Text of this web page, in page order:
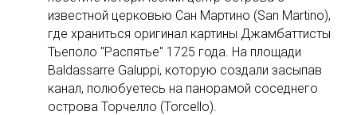
известной церковью Сан Мартино (San Martino),
где храниться оригинал картины Джамбаттисты
Тьеполо "Распятье" 1725 года. На площади
Baldassarre Galuppi, которую создали засыпав
канал, полюбуетесь на панорамой соседнего
острова Торчелло (Torcello).